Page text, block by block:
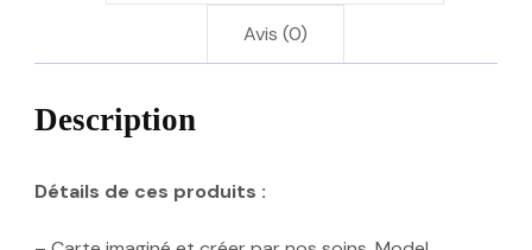
Avis (0)
Description
Détails de ces produits :